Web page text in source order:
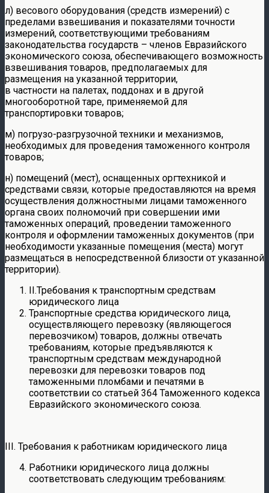
л) весового оборудования (средств измерений) с
пределами взвешивания и показателями точности
измерений, соответствующими требованиям
законодательства государств – членов Евразийского
экономического союза, обеспечивающего возможность
взвешивания товаров, предполагаемых для
размещения на указанной территории,
в частности на палетах, поддонах и в другой
многооборотной таре, применяемой для
транспортировки товаров;
м) погрузо-разгрузочной техники и механизмов,
необходимых для проведения таможенного контроля
товаров;
н) помещений (мест), оснащенных оргтехникой и
средствами связи, которые предоставляются на время
осуществления должностными лицами таможенного
органа своих полномочий при совершении ими
таможенных операций, проведении таможенного
контроля и оформлении таможенных документов (при
необходимости указанные помещения (места) могут
размещаться в непосредственной близости от указанной
территории).
II.Требования к транспортным средствам
юридического лица
Транспортные средства юридического лица,
осуществляющего перевозку (являющегося
перевозчиком) товаров, должны отвечать
требованиям, которые предъявляются к
транспортным средствам международной
перевозки для перевозки товаров под
таможенными пломбами и печатями в
соответствии со статьей 364 Таможенного кодекса
Евразийского экономического союза.
III. Требования к работникам юридического лица
Работники юридического лица должны
соответствовать следующим требованиям: